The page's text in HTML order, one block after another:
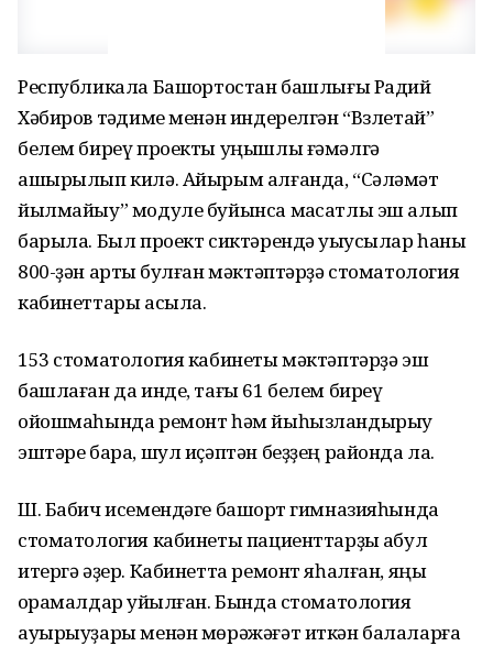
Республикала Башҡортостан башлығы Радий
Хәбиров тәҡдиме менән индерелгән “Взлетай”
белем биреү проекты уңышлы ғәмәлгә
ашырылып килә. Айырым алғанда, “Сәләмәт
йылмайыу” модуле буйынса маҡсатлы эш алып
барыла. Был проект сиктәрендә уҡыусылар һаны
800-ҙән артыҡ булған мәктәптәрҙә стоматология
кабинеттары асыла.
153 стоматология кабинеты мәктәптәрҙә эш
башлаған да инде, тағы 61 белем биреү
ойошмаһында ремонт һәм йыһызландырыу
эштәре бара, шул иҫәптән беҙҙең районда ла.
Ш. Бабич исемендәге башҡорт гимназияһында
стоматология кабинеты пациенттарҙы ҡабул
итергә әҙер. Кабинетта ремонт яһалған, яңы
ҡорамалдар ҡуйылған. Бында стоматология
ауырыуҙары менән мөрәжәғәт иткән балаларға